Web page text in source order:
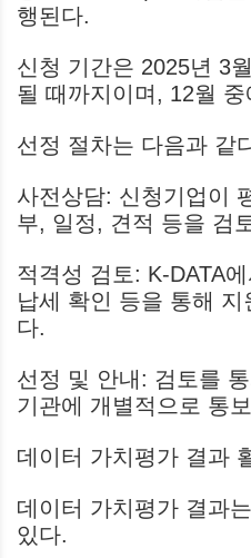
행된다.
신청 기간은 2025년 3
될 때까지이며, 12월
선정 절차는 다음과 같
사전상담: 신청기업이
부, 일정, 견적 등을 검
적격성 검토: K-DATA
납세 확인 등을 통해
다.
선정 및 안내: 검토를
기관에 개별적으로 통
데이터 가치평가 결과
데이터 가치평가 결과
있다.